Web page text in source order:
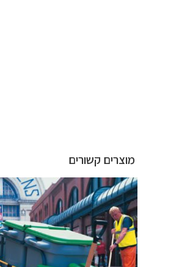
מוצרים קשורים